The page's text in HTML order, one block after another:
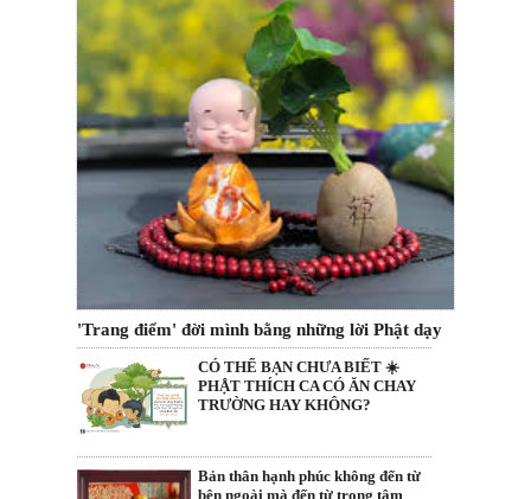
'Trang điểm' đời mình bằng những lời Phật dạy
CÓ THỂ BẠN CHƯA BIẾT ☀️
PHẬT THÍCH CA CÓ ĂN CHAY
TRƯỜNG HAY KHÔNG?
Bản thân hạnh phúc không đến từ
bên ngoài mà đến từ trong tâm